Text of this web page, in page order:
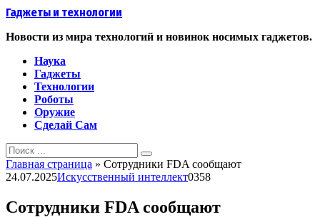
Перейти
контенту
Гаджеты и технологии
Новости из мира технологий и новинок носимых гаджетов.
Наука
Гаджеты
Технологии
Роботы
Оружие
Сделай Сам
Search
for:
Главная страница » Сотрудники FDA сообщают
24.07.2025Искусственный интеллект0358
Сотрудники FDA сообщают